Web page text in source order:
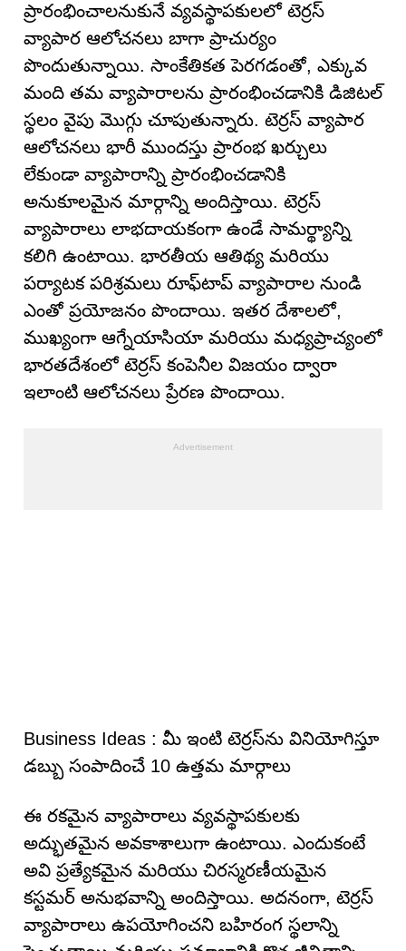
ప్రారంభించాలనుకునే వ్యవస్థాపకులలో టెర్రస్
వ్యాపార ఆలోచనలు బాగా ప్రాచుర్యం
పొందుతున్నాయి. సాంకేతికత పెరగడంతో, ఎక్కువ
మంది తమ వ్యాపారాలను ప్రారంభించడానికి డిజిటల్
స్థలం వైపు మొగ్గు చూపుతున్నారు. టెర్రస్ వ్యాపార
ఆలోచనలు భారీ ముందస్తు ప్రారంభ ఖర్చులు
లేకుండా వ్యాపారాన్ని ప్రారంభించడానికి
అనుకూలమైన మార్గాన్ని అందిస్తాయి. టెర్రస్
వ్యాపారాలు లాభదాయకంగా ఉండే సామర్థ్యాన్ని
కలిగి ఉంటాయి. భారతీయ ఆతిథ్య మరియు
పర్యాటక పరిశ్రమలు రూఫ్‌టాప్ వ్యాపారాల నుండి
ఎంతో ప్రయోజనం పొందాయి. ఇతర దేశాలలో,
ముఖ్యంగా ఆగ్నేయాసియా మరియు మధ్యప్రాచ్యంలో
భారతదేశంలో టెర్రస్ కంపెనీల విజయం ద్వారా
ఇలాంటి ఆలోచనలు ప్రేరణ పొందాయి.
Business Ideas : మీ ఇంటి టెర్రస్‌ను వినియోగిస్తూ
డబ్బు సంపాదించే 10 ఉత్తమ మార్గాలు
ఈ రకమైన వ్యాపారాలు వ్యవస్థాపకులకు
అద్భుతమైన అవకాశాలుగా ఉంటాయి. ఎందుకంటే
అవి ప్రత్యేకమైన మరియు చిరస్మరణీయమైన
కస్టమర్ అనుభవాన్ని అందిస్తాయి. అదనంగా, టెర్రస్
వ్యాపారాలు ఉపయోగించని బహిరంగ స్థలాన్ని